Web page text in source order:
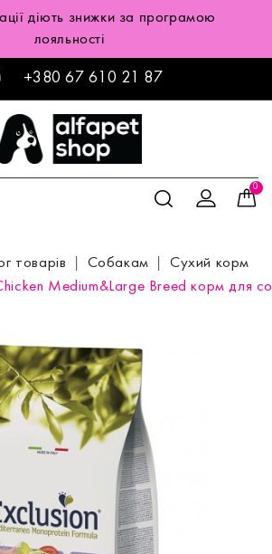
діють знижки за програмою
лояльності
+380 67 610 21 87
0
товарів Собакам
Сухий корм
Medium&Large Breed корм для